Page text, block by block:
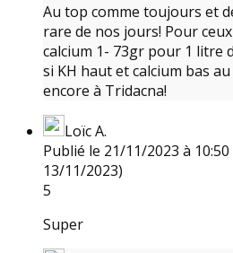
Au top comme toujours et
rare de nos jours! Pour
calcium 1- 73gr pour 1 litre
si KH haut et calcium bas
encore à Tridacna!
Loïc A.
Publié le 21/11/2023 à 10:50
13/11/2023)
5
Super